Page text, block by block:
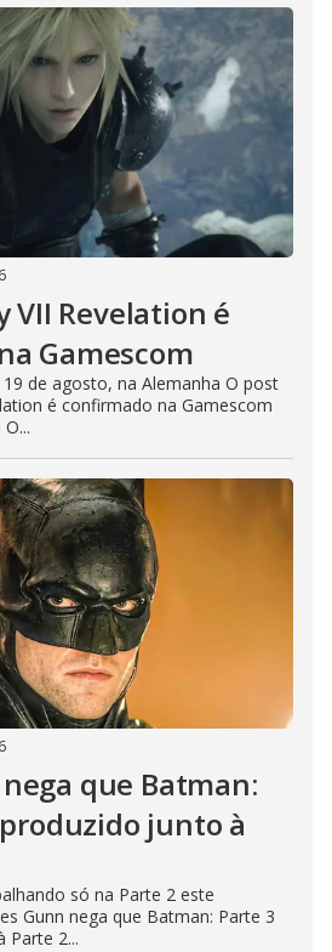
VII Revelation é
Gamescom
de agosto, na Alemanha O post
é confirmado na Gamescom
que Batman:
junto à
só na Parte 2 este
Gunn nega que Batman: Parte 3
Parte 2...